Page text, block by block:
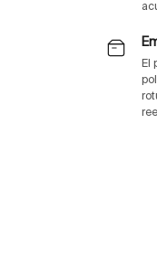
El